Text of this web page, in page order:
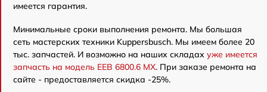
имеется гарантия.
Минимальные сроки выполнения ремонта. Мы большая
сеть мастерских техники Kuppersbusch. Мы имеем более 20
тыс. запчастей. И возможно на наших складах уже имеется
запчасть на модель EEB 6800.6 MX. При заказе ремонта на
сайте - предоставляется скидка -25%.